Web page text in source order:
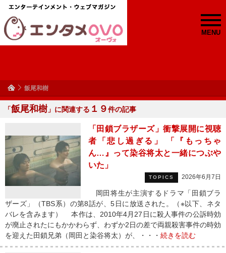
MENU
飯尾和樹
「飯尾和樹」に関連する １９件の記事
「田鎖ブラザーズ」衝撃展開に視聴
者「悲し過ぎる」 「『もっちゃ
ん…』って染谷将太と一緒につぶや
いた」
TOPICS 2026年6月7日
岡田将生が主演するドラマ「田鎖ブラ
ザーズ」（TBS系）の第8話が、5日に放送された。（※以下、ネタ
バレを含みます） 本作は、2010年4月27日に殺人事件の公訴時効
が廃止されたにもかかわらず、わずか2日の差で両親殺害事件の時効
を迎えた田鎖兄弟（岡田と染谷将太）が、・・・ 続きを読む